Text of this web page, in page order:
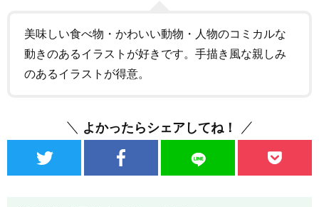
美味しい食べ物・かわいい動物・人物のコミカルな
動きのあるイラストが好きです。手描き風な親しみ
のあるイラストが得意。
よかったらシェアしてね！